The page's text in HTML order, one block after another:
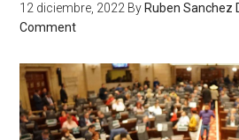
12 diciembre, 2022 By Ruben Sanchez
Comment